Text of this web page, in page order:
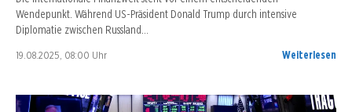
Wendepunkt. Während US-Präsident Donald Trump durch intensive
Diplomatie zwischen Russland…
19.08.2025, 08:00 Uhr Weiterlesen